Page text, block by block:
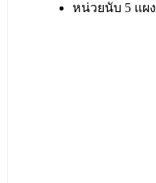
หน่วยนับ 5 แผง